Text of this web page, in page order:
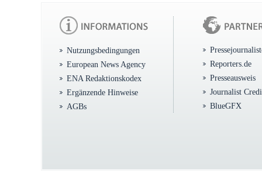
Nutzungsbedingungen
European News Agency
ENA Redaktionskodex
Ergänzende Hinweise
AGBs
Reporters.de
Presseausweis
Journalist
BlueGFX